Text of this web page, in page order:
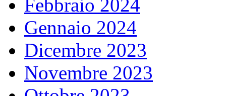
Febbraio 2024
Gennaio 2024
Dicembre 2023
Novembre 2023